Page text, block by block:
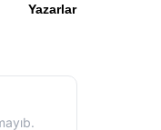
Yazarlar